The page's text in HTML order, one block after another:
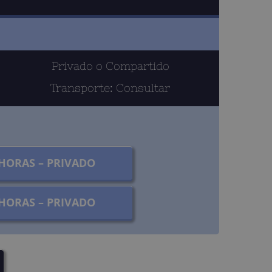
Privado o Compartido
Transporte: Consultar
– PRIVADO
– PRIVADO